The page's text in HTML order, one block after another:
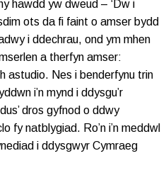
hawdd yw dweud – ‘Dw i
ots da fi faint o amser bydd
i ddechrau, ond ym mhen
a therfyn amser:
astudio. Nes i benderfynu trin
i’n mynd i ddysgu’r
dros gyfnod o ddwy
fy natblygiad. Ro’n i’n meddwl
i ddysgwyr Cymraeg